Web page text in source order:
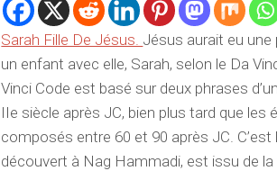
Sarah Fille De Jésus. Jésus aurait eu une
un enfant avec elle, Sarah, selon le Da
Vinci Code est basé sur deux phrases
IIe siècle après JC, bien plus tard que les
composés entre 60 et 90 après JC. C’est
découvert à Nag Hammadi, est issu de